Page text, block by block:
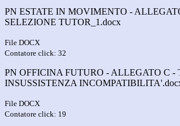
PN ESTATE IN MOVIMENTO -
SELEZIONE TUTOR_1.docx
File DOCX
Contatore click: 32
PN OFFICINA FUTURO - ALLEGATO C -
INSUSSISTENZA
File DOCX
Contatore click: 19